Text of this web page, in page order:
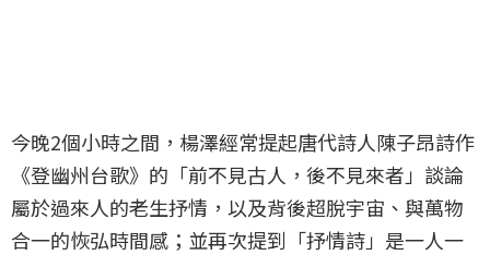
今晚2個小時之間，楊澤經常提起唐代詩人陳子昂詩作
《登幽州台歌》的「前不見古人，後不見來者」談論
屬於過來人的老生抒情，以及背後超脫宇宙、與萬物
合一的恢弘時間感；並再次提到「抒情詩」是一人一